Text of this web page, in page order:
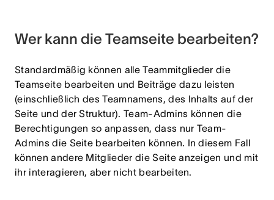
Wer kann die Teamseite bearbeiten?
Standardmäßig können alle Teammitglieder die
Teamseite bearbeiten und Beiträge dazu leisten
(einschließlich des Teamnamens, des Inhalts auf der
Seite und der Struktur). Team-Admins können die
Berechtigungen so anpassen, dass nur Team-
Admins die Seite bearbeiten können. In diesem Fall
können andere Mitglieder die Seite anzeigen und mit
ihr interagieren, aber nicht bearbeiten.